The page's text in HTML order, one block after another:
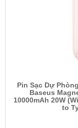
Pin Sạc Dự
Baseus
10000mAh 20W
to